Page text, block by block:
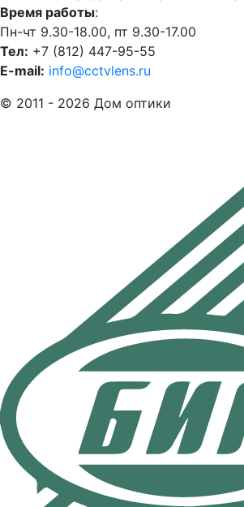
Время работы:
Пн-чт 9.30-18.00, пт 9.30-17.00
Тел: +7 (812) 447-95-55
E-mail: info@cctvlens.ru
© 2011 - 2026 Дом оптики